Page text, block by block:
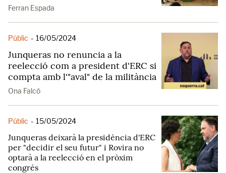
Ferran Espada
Públic - 16/05/2024
Junqueras no renuncia a la
reelecció com a president d'ERC si
compta amb l'"aval" de la militància
Ona Falcó
Públic - 15/05/2024
Junqueras deixarà la presidència d'ERC
per "decidir el seu futur" i Rovira no
optarà a la reelecció en el pròxim
congrés